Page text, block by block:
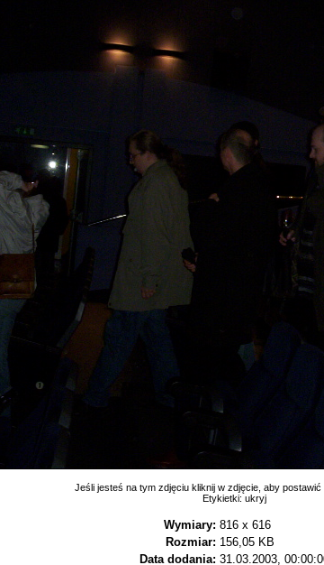
Jeśli jesteś na tym zdjęciu kliknij w zdjęcie, aby postawić
Etykietki: ukryj
Wymiary: 816 x 616
Rozmiar: 156,05 KB
Data dodania: 31.03.2003,